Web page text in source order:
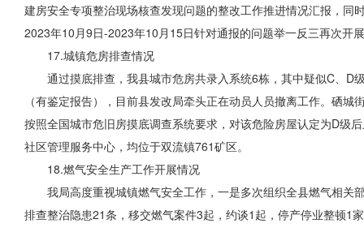
建房安全专项整治现场核查发现问题的整改工作推进情况汇报，
2023年10月9日-2023年10月15日针对通报的问题举一反三再次开
17.城镇危房排查情况
通过摸底排查，我县城市危房共录入系统6栋，其中疑似C、
（有鉴定报告），目前县发改局牵头正在动员人员撤离工作。硒
按照全国城市危旧房摸底调查系统要求，对该危险房屋认定为D级
社区管理服务中心，均位于双流镇761矿区。
18.燃气安全生产工作开展情况
我局高度重视城镇燃气安全工作，一是多次组织全县燃气相
排查整治隐患21条，移交燃气案件3起，约谈1起，停产停业整顿1